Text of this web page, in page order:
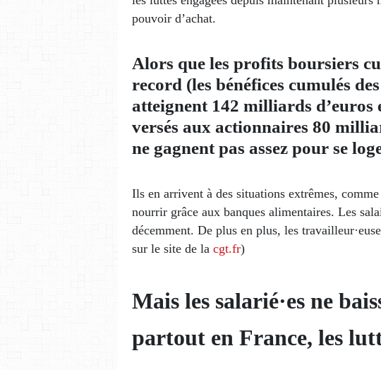
pouvoir d’achat.
Alors que les profits boursiers
record (les bénéfices cumulés
atteignent 142 milliards d’euros
versés aux actionnaires 80
ne gagnent pas assez pour se
Ils en arrivent à des situations extrêmes,
nourrir grâce aux banques alimentaires. Les
décemment. De plus en plus, les
sur le site de la cgt.fr)
Mais les salarié·es ne
partout en France, les